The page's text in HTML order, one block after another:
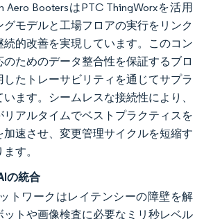
Aero BootersはPTC ThingWorxを活用
グモデルと工場フロアの実行をリンク
続的改善を実現しています。このコン
ためのデータ整合性を保証するブロ
したトレーサビリティを通じてサプラ
ます。シームレスな接続性により、
アルタイムでベストプラクティスを
速させ、変更管理サイクルを短縮す
す。
の統合
トワークはレイテンシーの障壁を解
トや画像検査に必要なミリ秒レベル